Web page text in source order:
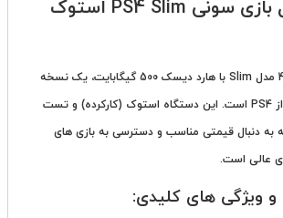
معرفی کنسول بازی سونی PS4 Slim استوک
کنسول پلی استیشن 4 مدل Slim با هارد دیسک 500 گیگابایت، یک نسخه
جمع وجور و اقتصادی از PS4 است. این دستگاه استوک (کارکرده) و تست
به دنبال قیمتی مناسب و دسترسی به بازی های
عالی است.
ویژگی های کلیدی: